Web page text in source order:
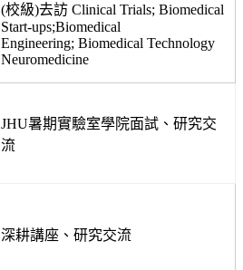
(校級)去訪 Clinical Trials; Biomedical
Start-ups;Biomedical
Engineering; Biomedical Technology
Neuromedicine
JHU暑期實驗室學院面試、研究交
流
深耕講座、研究交流